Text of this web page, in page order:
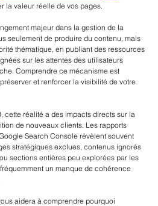
la valeur réelle de vos pages.
majeur dans la gestion de la
seulement de produire du contenu, mais
thématique, en publiant des ressources
sur les attentes des utilisateurs
Comprendre ce mécanisme est
et renforcer la visibilité de votre
cette réalité a des impacts directs sur la
de nouveaux clients. Les rapports
Search Console révèlent souvent
stratégiques exclues, contenus ignorés
sections entières peu explorées par les
un manque de cohérence
aidera à comprendre pourquoi